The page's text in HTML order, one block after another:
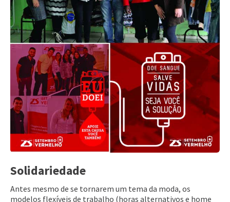
Solidariedade
Antes mesmo de se tornarem um tema da moda, os
modelos flexíveis de trabalho (horas alternativos e home